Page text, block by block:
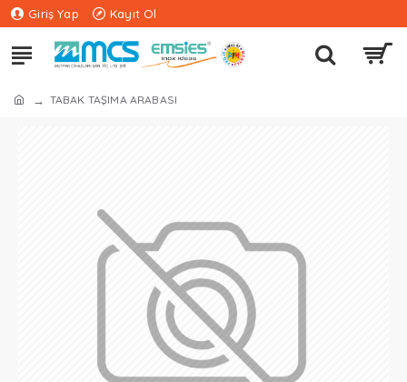
Giriş Yap Kayıt Ol
TABAK TAŞIMA ARABASI